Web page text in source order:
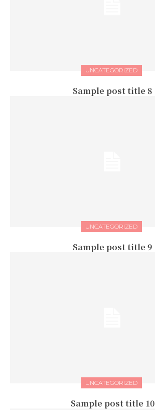
UNCATEGORIZED
Sample post title 8
UNCATEGORIZED
Sample post title 9
UNCATEGORIZED
Sample post title 10